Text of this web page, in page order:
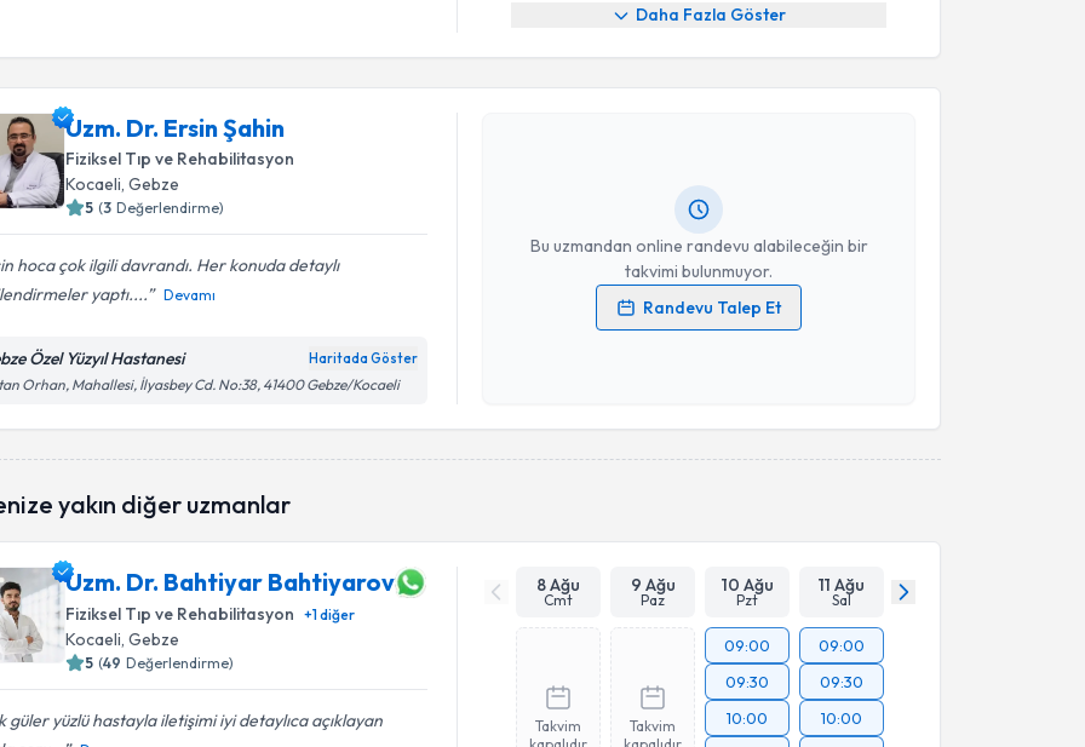
Daha Fazla Göster
Uzm. Dr. Ersin Şahin
Fiziksel Tıp ve Rehabilitasyon
Kocaeli , Gebze
5 (3 Değerlendirme)
hoca çok ilgili davrandı. Her konuda detaylı
yaptı....
Devamı
Özel Yüzyıl Hastanesi Haritada Göster
Orhan, Mahallesi, İlyasbey Cd. No:38, 41400 Gebze/Kocaeli
Bu uzmandan online randevu alabileceğin bir
takvimi bulunmuyor.
Randevu Talep Et
Randevu Takvimi Talebi
Uzm. Dr. Ersin Şahin
Kişisel verilerimin işlenmesine ilişkinAydınlatma Metni
Takvim Talebini Gönder
yakın diğer uzmanlar
Uzm. Dr. Bahtiyar Bahtiyarov
Fiziksel Tıp ve Rehabilitasyon +1diğer
Kocaeli , Gebze
5 (49 Değerlendirme)
güler yüzlü hastayla iletişimi iyi detaylıca açıklayan
8 Ağu
Cmt
9 Ağu
Paz
10 Ağu
Pzt
11 Ağu
Sal
Takvim
kapalıdır
Takvim
kapalıdır
09:00
09:30
10:00
09:00
09:30
10:00